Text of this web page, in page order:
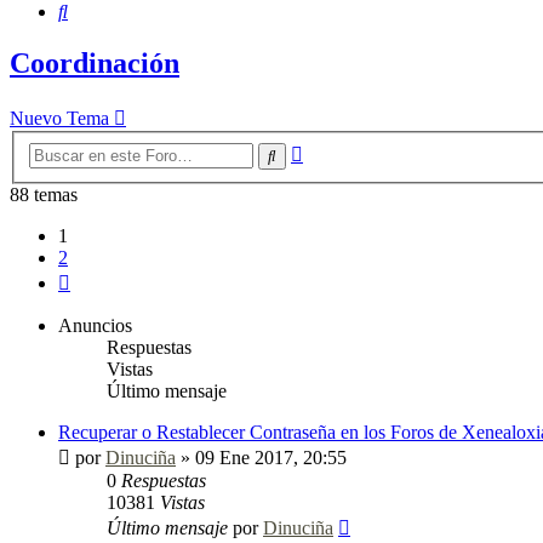
Buscar
Coordinación
Nuevo Tema
Buscar
88 temas
1
2
Anuncios
Respuestas
Vistas
Último mensaje
Recuperar o Restablecer Contraseña en los Foros de
porDinuciña » 09 Ene 2017, 20:55
0 Respuestas
10381 Vistas
Último mensaje porDinuciña